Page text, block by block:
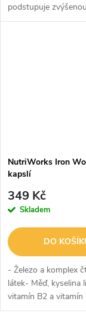
podstupuje
zátěž. Jeho
NutriWorks Iron
kapslí
349 Kč
Skladem
DO
- Železo a komplex
látek- Měď, kyselina
vitamín B2 a vitamín
Okysličení